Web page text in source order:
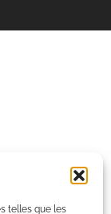
telles que les